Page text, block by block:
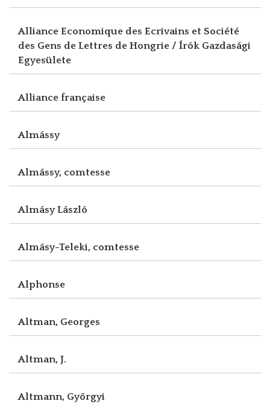
Alliance Economique des Ecrivains et Société
des Gens de Lettres de Hongrie / Írók Gazdasági
Egyesülete
Alliance française
Almássy
Almássy, comtesse
Almásy László
Almásy-Teleki, comtesse
Alphonse
Altman, Georges
Altman, J.
Altmann, Györgyi